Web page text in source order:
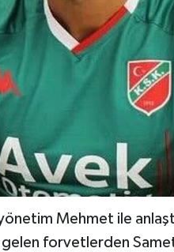
Mehmet ile
forvetlerden